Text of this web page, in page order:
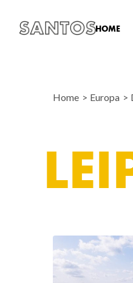
HOME
Home Europa